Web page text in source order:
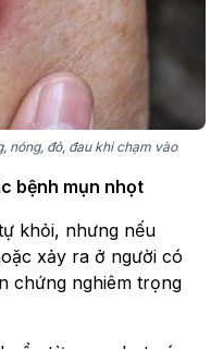
nóng, đỏ, đau khi chạm vào
bệnh mụn nhọt
khỏi, nhưng nếu
xảy ra ở người có
chứng nghiêm trọng